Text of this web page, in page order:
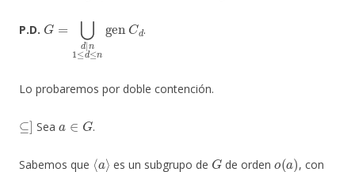
P.D.
G= | n ngen
.
Lo probaremos por doble contención.
⊆]
Sea
G
.
Sabemos que
⟨ ⟩
es un subgrupo de
G
de orden
( a)
, con